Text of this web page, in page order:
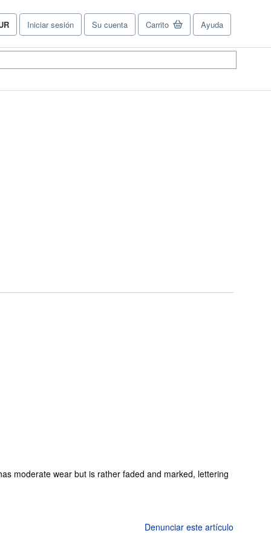
Iniciar sesión Su cuenta Carrito Ayuda
moderate wear but is rather faded and marked, lettering
Denunciar este artículo